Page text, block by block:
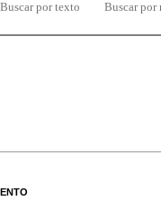
Buscar por texto Buscar por